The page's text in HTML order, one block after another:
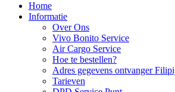
Home
Informatie
Over Ons
Vivo Bonito Service
Air Cargo Service
Hoe te bestellen?
Adres gegevens ontvanger
Tarieven